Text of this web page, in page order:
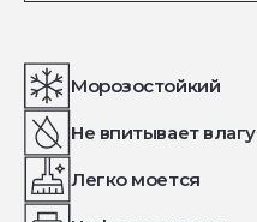
Морозостойкий
Не впитывает влагу
Легко моется